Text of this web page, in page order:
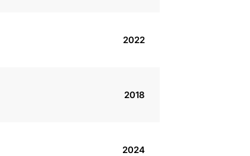
2022
2018
2024